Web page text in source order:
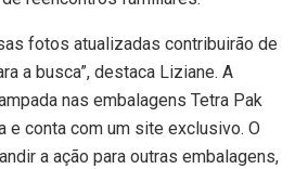
fotos atualizadas contribuirão de
a busca”, destaca Liziane. A
nas embalagens Tetra Pak
e conta com um site exclusivo. O
a ação para outras embalagens,